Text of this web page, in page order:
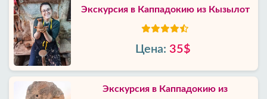
Экскурсия в Каппадокию из Кызылот
Цена: 35$
Экскурсия в Каппадокию из